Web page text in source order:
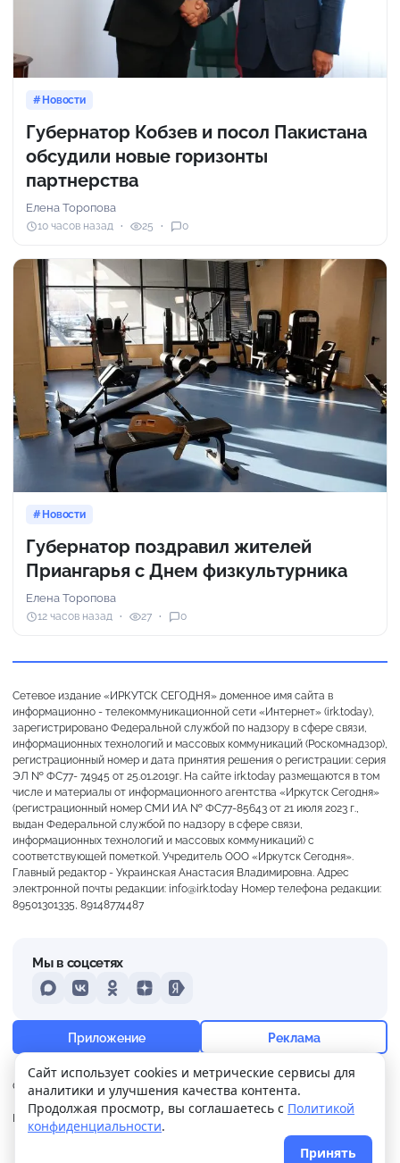
+19° Ощущается как +19
5 м/с 760 мм 58%
Новости
Губернатор Кобзев и посол Пакистана
обсудили новые горизонты
партнерства
Елена Торопова
10 часов назад 25 0
Новости
Губернатор поздравил жителей
Приангарья с Днем физкультурника
Елена Торопова
12 часов назад 27 0
Сетевое издание «ИРКУТСК СЕГОДНЯ» доменное имя сайта в
информационно - телекоммуникационной сети «Интернет» (irk.today),
зарегистрировано Федеральной службой по надзору в сфере связи,
информационных технологий и массовых коммуникаций (Роскомнадзор),
регистрационный номер и дата принятия решения о регистрации: серия
ЭЛ № ФС77- 74945 от 25.01.2019г. На сайте irk.today размещаются в том
числе и материалы от информационного агентства «Иркутск Сегодня»
(регистрационный номер СМИ ИА № ФС77-85643 от 21 июля 2023 г.,
выдан Федеральной службой по надзору в сфере связи,
информационных технологий и массовых коммуникаций) с
соответствующей пометкой. Учредитель ООО «Иркутск Сегодня».
Главный редактор - Украинская Анастасия Владимировна. Адрес
электронной почты редакции: info@irk.today Номер телефона редакции:
89501301335, 89148774487
О нас Контакты Прислать новость
Реклама
Политика
конфиденциальности
Мы в соцсетях
MAXVKontakteOdnoklassniki
DzenYandex
Приложение Реклама
Сайт использует cookies и метрические сервисы для
аналитики и улучшения качества контента.
Продолжая просмотр, вы соглашаетесь с Политикой
конфиденциальности.
Принять